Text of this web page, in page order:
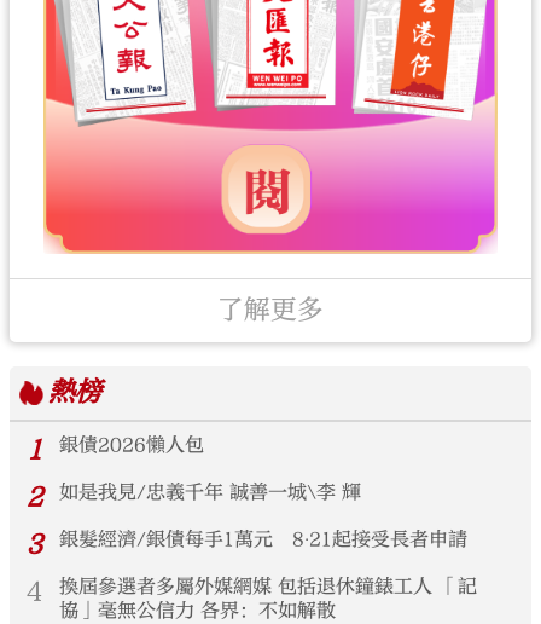
了解更多
熱榜
1
銀債2026懶人包
2 如是我見/忠義千年 誠善一城\李 輝
3 銀髮經濟/銀債每手1萬元 8‧21起接受長者申請
4
換屆參選者多屬外媒網媒 包括退休鐘錶工人 「記
協」毫無公信力 各界：不如解散